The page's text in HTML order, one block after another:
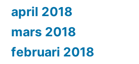
april 2018
mars 2018
februari 2018